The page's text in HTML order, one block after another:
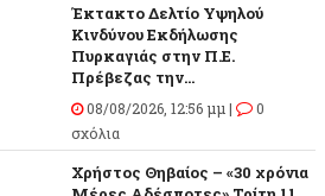
Έκτακτο Δελτίο Υψηλού
Κινδύνου Εκδήλωσης
Πυρκαγιάς στην Π.Ε.
Πρέβεζας την...
08/08/2026, 12:56 μμ |
0
σχόλια
Χρήστος Θηβαίος – «30 χρόνια